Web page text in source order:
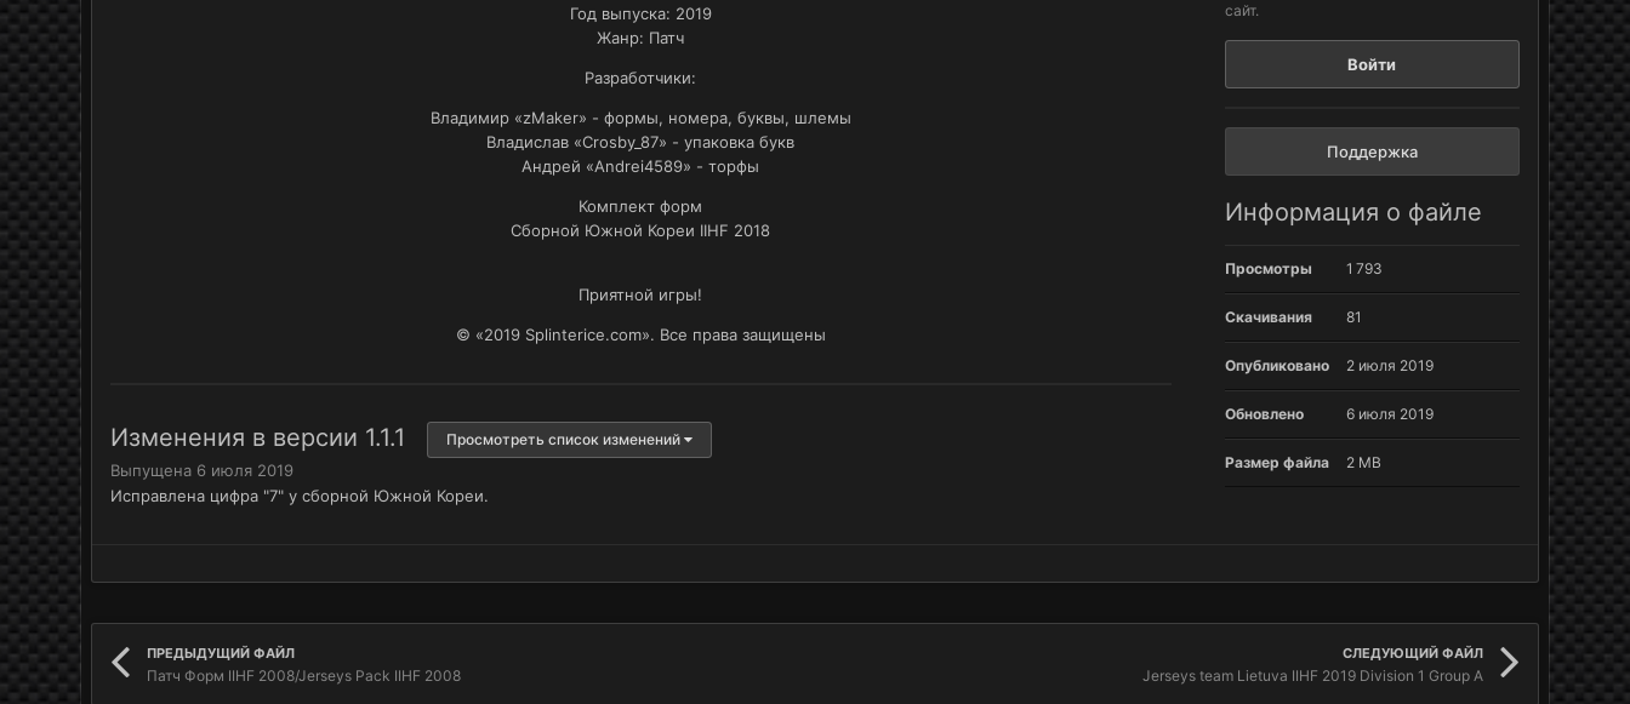
Год выпуска: 2019
Жанр: Патч
Разработчики:
Владимир «zMaker» - формы, номера, буквы, шлемы
Владислав «Crosby_87» - упаковка букв
Андрей «Andrei4589» - торфы
Комплект форм
Сборной Южной Кореи IIHF 2018
Приятной игры!
© «2019 Splinterice.com». Все права защищены
Изменения в версии 1.1.1 Просмотреть список изменений
Выпущена 6 июля 2019
Исправлена цифра "7" у сборной Южной Кореи.
сайт.
Войти
Поддержка
Информация о файле
Просмотры 1 793
Скачивания 81
Опубликовано 2 июля 2019
Обновлено 6 июля 2019
Размер файла 2 MB
ПРЕДЫДУЩИЙ ФАЙЛ
Патч Форм IIHF 2008/Jerseys Pack IIHF 2008
СЛЕДУЮЩИЙ ФАЙЛ
Jerseys team Lietuva IIHF 2019 Division 1 Group A